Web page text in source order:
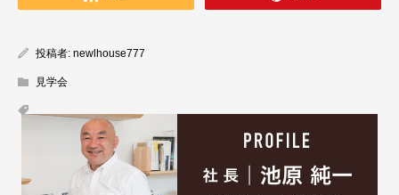
投稿者: newlhouse777
見学会